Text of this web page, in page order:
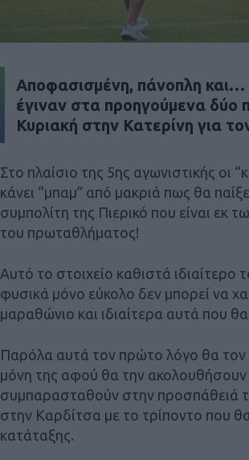
Αποφασισμένη, πάνοπλη
έγιναν στα προηγούμενα δύο
Κυριακή στην Κατερίνη για
Στο πλαίσιο της 5ης αγωνιστικής οι
κάνει “μπαμ” από μακριά πως θα
συμπολίτη της Πιερικό που είναι εκ
του πρωταθλήματος!
Αυτό το στοιχείο καθιστά ιδιαίτερο
φυσικά μόνο εύκολο δεν μπορεί να
μαραθώνιο και ιδιαίτερα αυτά που
Παρόλα αυτά τον πρώτο λόγο θα τον
μόνη της αφού θα την ακολουθήσουν
συμπαρασταθούν στην προσπάθειά
στην Καρδίτσα με το τρίποντο που
κατάταξης.